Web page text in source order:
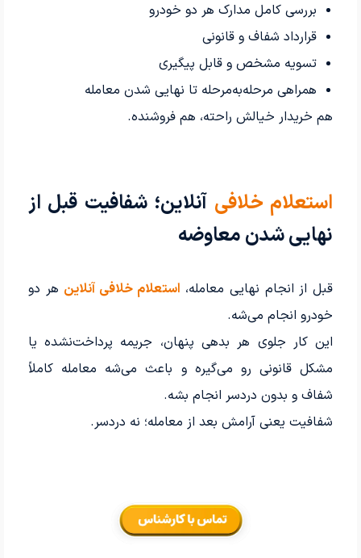
بررسی کامل مدارک هر دو خودرو
قرارداد شفاف و قانونی
تسویه مشخص و قابل پیگیری
همراهی مرحله‌به‌مرحله تا نهایی شدن معامله
هم خریدار خیالش راحته، هم فروشنده.
استعلام خلافی آنلاین؛ شفافیت قبل از
نهایی شدن معاوضه
قبل از انجام نهایی معامله، استعلام خلافی آنلاین هر دو
خودرو انجام می‌شه.
این کار جلوی هر بدهی پنهان، جریمه پرداخت‌نشده یا
مشکل قانونی رو می‌گیره و باعث می‌شه معامله کاملاً
شفاف و بدون دردسر انجام بشه.
شفافیت یعنی آرامش بعد از معامله؛ نه دردسر.